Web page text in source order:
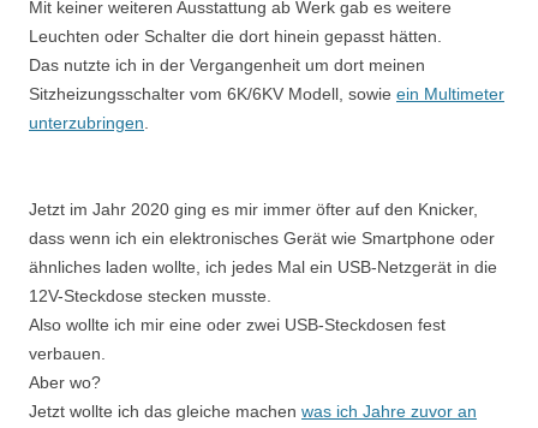
Mit keiner weiteren Ausstattung ab Werk gab es weitere
Leuchten oder Schalter die dort hinein gepasst hätten.
Das nutzte ich in der Vergangenheit um dort meinen
Sitzheizungsschalter vom 6K/6KV Modell, sowie ein Multimeter
unterzubringen
Jetzt im Jahr 2020 ging es mir immer öfter auf den Knicker,
dass wenn ich ein elektronisches Gerät wie Smartphone oder
ähnliches laden wollte, ich jedes Mal ein USB-Netzgerät in die
12V-Steckdose stecken musste.
Also wollte ich mir eine oder zwei USB-Steckdosen fest
verbauen.
Aber wo?
Jetzt wollte ich das gleiche machen was ich Jahre zuvor an